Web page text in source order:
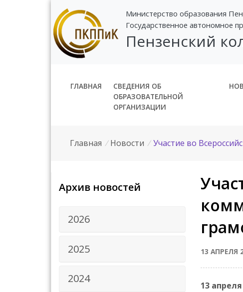
Министерство образования
Государственное автономное
Пензенский
ГЛАВНАЯ
СВЕДЕНИЯ ОБ
ОБРАЗОВАТЕЛЬНОЙ
ОРГАНИЗАЦИИ
Главная / Новости / Участие во
Архив новостей
2026
2025
2024
13 АПРЕЛЯ
13